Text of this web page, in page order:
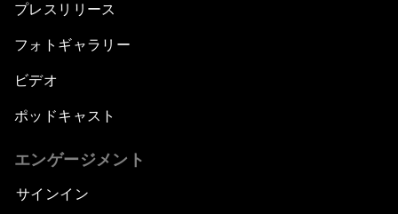
プレスリリース
フォトギャラリー
ビデオ
ポッドキャスト
エンゲージメント
サインイン